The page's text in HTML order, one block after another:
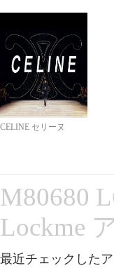
CELINE セリーヌ
M80680
Lockme
最近チェックした